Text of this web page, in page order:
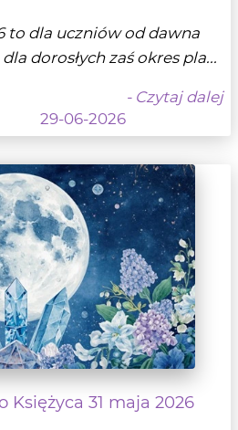
to dla uczniów od dawna
dorosłych zaś okres pla...
- Czytaj dalej
29-06-2026
Księżyca 31 maja 2026